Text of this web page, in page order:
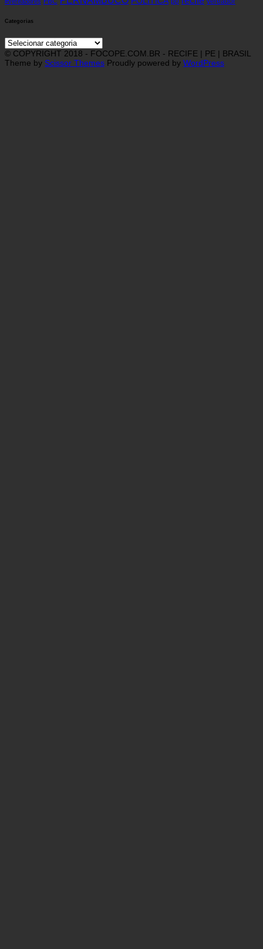
Categorias
Categorias
© COPYRIGHT 2018 - FOCOPE.COM.BR - RECIFE | PE | BRASIL
Theme by Scissor Themes Proudly powered by WordPress